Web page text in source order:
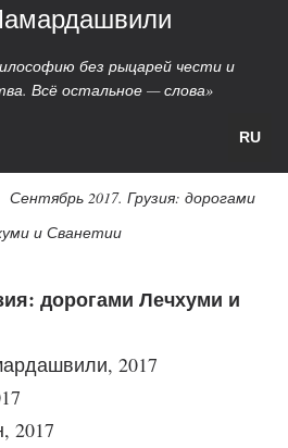
без рыцарей чести и
Всё остальное — слова»
RU
Сентябрь 2017. Грузия: дорогами
и Сванетии
дорогами Лечхуми и
2017
2017